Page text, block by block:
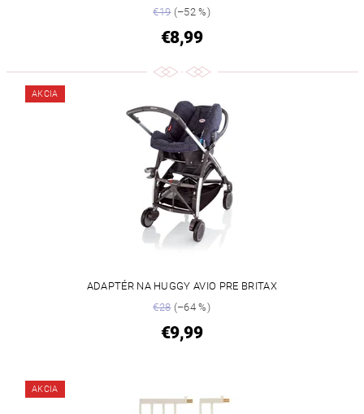
€19(–52 %)
€8,99
AKCIA
ADAPTÉR NA HUGGY AVIO PRE BRITAX
€28(–64 %)
€9,99
AKCIA